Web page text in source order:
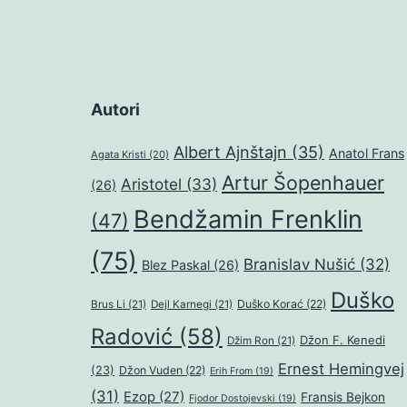
Autori
Agata Kristi (20) Albert Ajnštajn (35) Anatol Frans
(26) Aristotel (33) Artur Šopenhauer
(47) Bendžamin Frenklin
(75) Blez Paskal (26) Branislav Nušić (32)
Brus Li (21) Dejl Karnegi (21) Duško Korać (22) Duško
Radović (58) Džim Ron (21) Džon F. Kenedi
(23) Džon Vuden (22) Erih From (19) Ernest Hemingvej
(31) Ezop (27) Fjodor Dostojevski (19) Fransis Bejkon